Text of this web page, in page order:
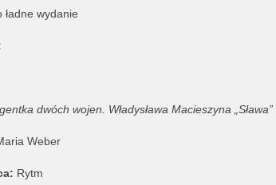
ładne wydanie
dwóch wojen. Władysława Macieszyna „Sława”
Weber
Rytm